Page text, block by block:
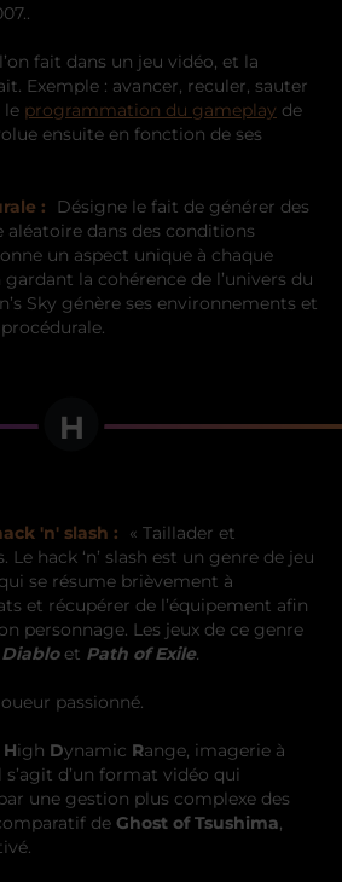
fait dans un jeu vidéo, et la
Exemple : avancer, reculer, sauter
le programmation du gameplay de
ensuite en fonction de ses
:
Désigne le fait de générer des
aléatoire dans des conditions
un aspect unique à chaque
la cohérence de l’univers du
Sky génère ses environnements et
H
'n' slash :
« Taillader et
Le hack ‘n’ slash est un genre de jeu
se résume brièvement à
et récupérer de l’équipement afin
personnage. Les jeux de ce genre
Diablo et Path of Exile.
passionné.
High Dynamic Range, imagerie à
d’un format vidéo qui
une gestion plus complexe des
de Ghost of Tsushima